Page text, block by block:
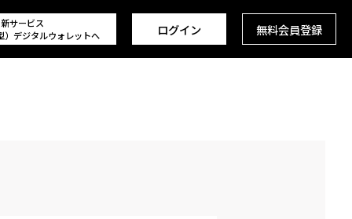
新サービス
）デジタルウォレットへ
ログイン 無料会員登録